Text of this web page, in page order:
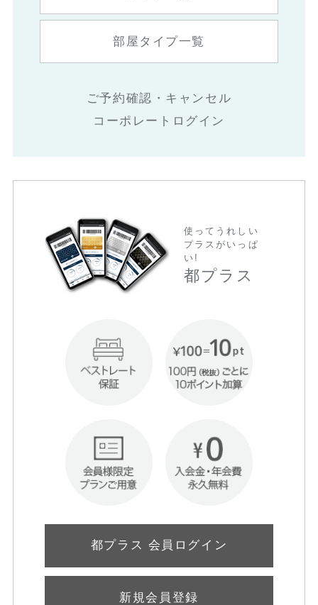
部屋タイプ一覧
ご予約確認・キャンセル
コーポレートログイン
使ってうれしい
プラスがいっぱ
い!
都プラス
都プラス 会員ログイン
新規会員登録